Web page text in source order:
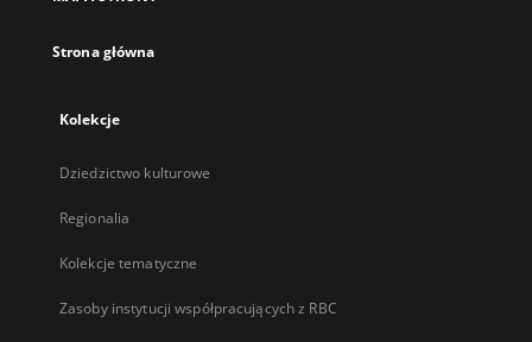
Strona główna
Kolekcje
Dziedzictwo kulturowe
Regionalia
Kolekcje tematyczne
Zasoby instytucji współpracujących z RBC